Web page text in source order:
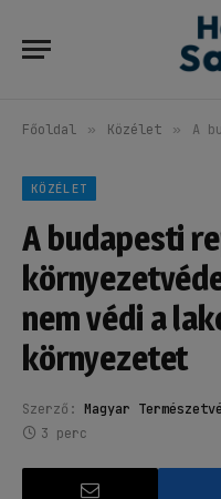
Főoldal » Közélet » A
KÖZÉLET
A budapesti
nem védi a
környezetet
Szerző: Magyar
3 perc